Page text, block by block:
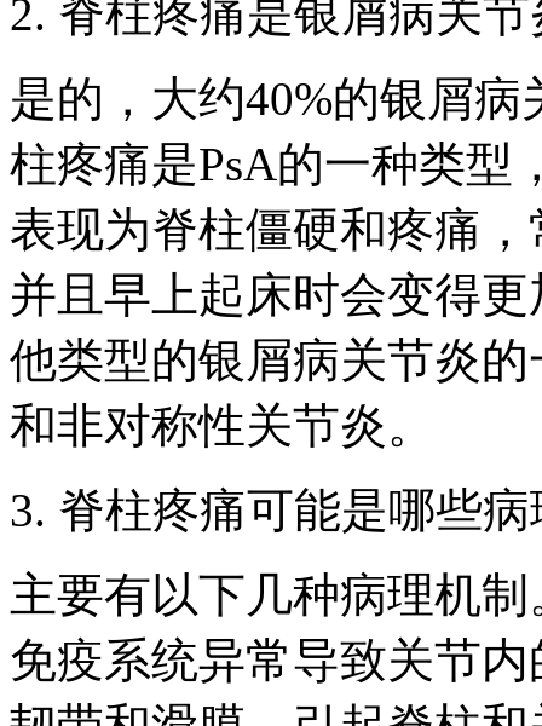
2. 脊柱疼痛是银屑病关
是的，大约40%的银屑
柱疼痛是PsA的一种类型
表现为脊柱僵硬和疼痛
并且早上起床时会变得
他类型的银屑病关节炎
和非对称性关节炎。
3. 脊柱疼痛可能是哪些
主要有以下几种病理机
免疫系统异常导致关节